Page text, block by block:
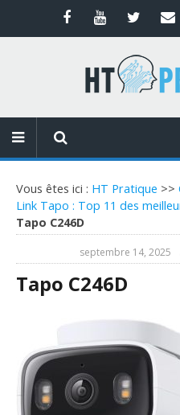
Vous êtes ici : HT Pratique >>
Link Tapo : Top 11 des
Tapo C246D
septembre 14, 2025
Tapo C246D